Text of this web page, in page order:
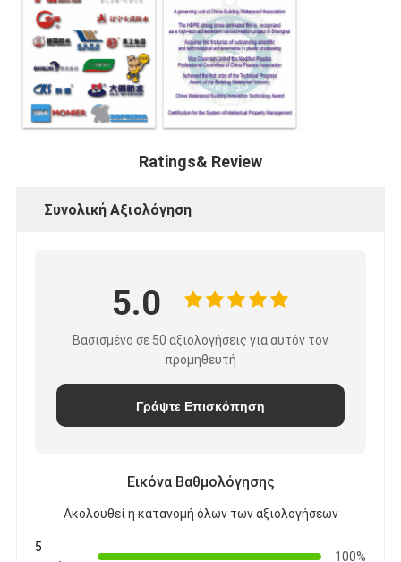
Ratings& Review
Συνολική Αξιολόγηση
5.0
Βασισμένο σε 50 αξιολογήσεις για αυτόν τον
προμηθευτή
Γράψτε Επισκόπηση
Εικόνα Βαθμολόγησης
Ακολουθεί η κατανομή όλων των αξιολογήσεων
5
100%